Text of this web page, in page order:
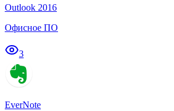
Outlook 2016
Офисное ПО
3
EverNote